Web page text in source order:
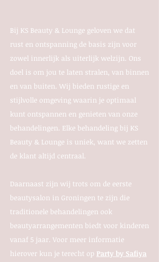
Bij KS Beauty & Lounge geloven we dat
rust en ontspanning de basis zijn voor
zowel innerlijk als uiterlijk welzijn. Ons
doel is om jou te laten stralen, van binnen
en van buiten. Wij bieden rustige en
stijlvolle omgeving waarin je optimaal
kunt ontspannen en genieten van onze
behandelingen. Elke behandeling bij KS
Beauty & Lounge is uniek, want we zetten
de klant altijd centraal.
Daarnaast zijn wij trots om de eerste
beautysalon in Groningen te zijn die
traditionele behandelingen ook
beautyarrangementen biedt voor kinderen
vanaf 5 jaar. Voor meer informatie
hierover kun je terecht op Party by Safiya